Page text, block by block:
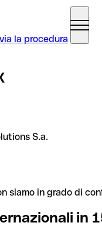
la procedura
S.a.
siamo in grado di
in